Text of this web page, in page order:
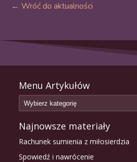
← Wróć do aktualności
Menu Artykułów
Najnowsze materiały
Rachunek sumienia z miłosierdzia
Spowiedź i nawrócenie